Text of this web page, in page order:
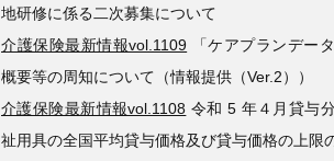
地研修に係る二次募集について
介護保険最新情報vol.1109 「ケアプランデー
概要等の周知について（情報提供（Ver.2））
介護保険最新情報vol.1108 令和 5 年４月貸与
祉用具の全国平均貸与価格及び貸与価格の上限